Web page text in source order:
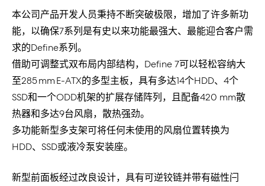
本公司产品开发人员秉持不断突破极限，增加了许多新功
能，以确保7系列是有史以来功能最强大、最能迎合客户需
求的Define系列。
借助可调整式双布局内部结构，Define 7可以轻松容纳大
至285 mm E-ATX的多型主板，具有多达14个HDD、4个
SSD和一个ODD机架的扩展存储阵列，且配备420 mm散
热器和多达9台风扇，散热强劲。
多功能新型多支架可将任何未使用的风扇位置转换为
HDD、SSD或液冷泵安装座。
新型前面板经过改良设计，具有可逆铰链并带有磁性闩